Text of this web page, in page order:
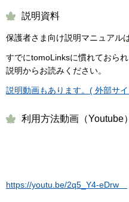
説明資料
保護者さま向け説明マニュアル
すでにtomoLinksに慣れておら
説明からお読みください。
説明動画もあります。( 外部サ
利用方法動画（Youtube）
https://youtu.be/2q5_Y4-eDrw